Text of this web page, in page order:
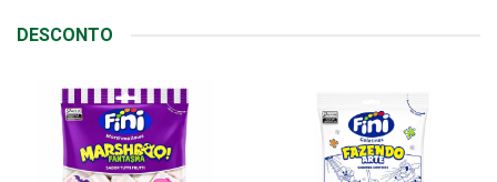
DESCONTO